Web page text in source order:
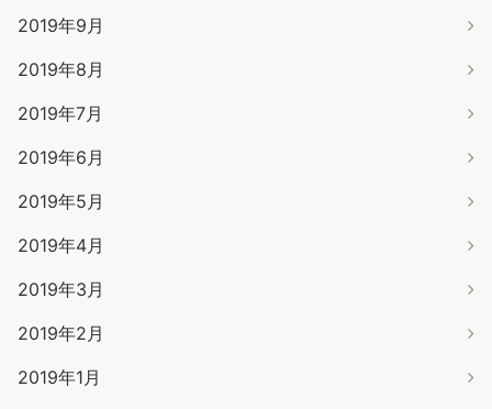
2019年9月
2019年8月
2019年7月
2019年6月
2019年5月
2019年4月
2019年3月
2019年2月
2019年1月